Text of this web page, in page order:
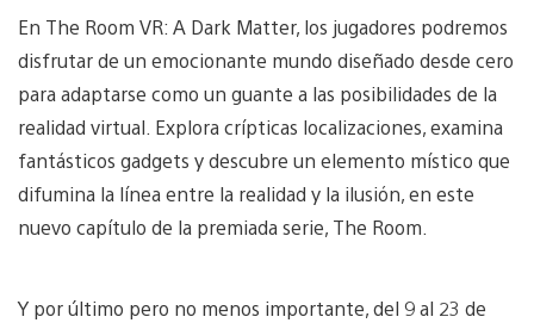
En The Room VR: A Dark Matter, los jugadores podremos
disfrutar de un emocionante mundo diseñado desde cero
para adaptarse como un guante a las posibilidades de la
realidad virtual. Explora crípticas localizaciones, examina
fantásticos gadgets y descubre un elemento místico que
difumina la línea entre la realidad y la ilusión, en este
nuevo capítulo de la premiada serie, The Room.
Y por último pero no menos importante, del 9 al 23 de